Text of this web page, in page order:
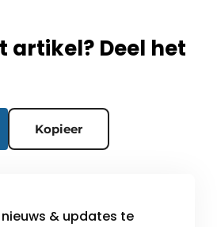
artikel? Deel het
Kopieer
& updates te